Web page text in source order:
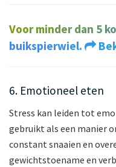
Voor minder dan 5
buikspierwiel.
6. Emotioneel eten
Stress kan leiden tot
gebruikt als een manier
constant snaaien en
gewichtstoename en